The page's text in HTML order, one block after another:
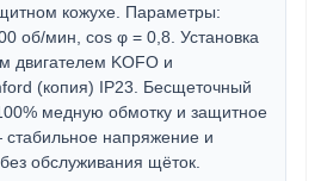
кожухе. Параметры:
об/мин cos φ = 0,8 . Установка
двигателем KOFO и
(копия) IP23 . Бесщеточный
медную обмотку и защитное
напряжение и
обслуживания щёток.